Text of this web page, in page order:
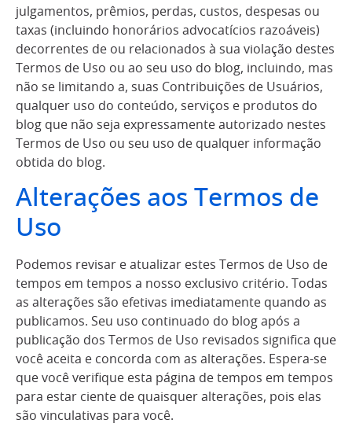
julgamentos, prêmios, perdas, custos, despesas ou
taxas (incluindo honorários advocatícios razoáveis)
decorrentes de ou relacionados à sua violação destes
Termos de Uso ou ao seu uso do blog, incluindo, mas
não se limitando a, suas Contribuições de Usuários,
qualquer uso do conteúdo, serviços e produtos do
blog que não seja expressamente autorizado nestes
Termos de Uso ou seu uso de qualquer informação
obtida do blog.
Alterações aos Termos de
Uso
Podemos revisar e atualizar estes Termos de Uso de
tempos em tempos a nosso exclusivo critério. Todas
as alterações são efetivas imediatamente quando as
publicamos. Seu uso continuado do blog após a
publicação dos Termos de Uso revisados significa que
você aceita e concorda com as alterações. Espera-se
que você verifique esta página de tempos em tempos
para estar ciente de quaisquer alterações, pois elas
são vinculativas para você.